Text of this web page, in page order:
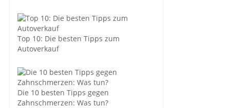
Top 10: Die besten Tipps zum
Autoverkauf
Die 10 besten Tipps gegen
Zahnschmerzen: Was tun?